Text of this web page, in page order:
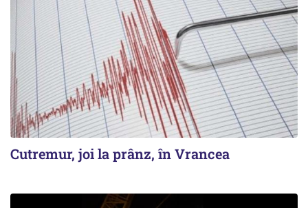
Cutremur, joi la prânz, în Vrancea